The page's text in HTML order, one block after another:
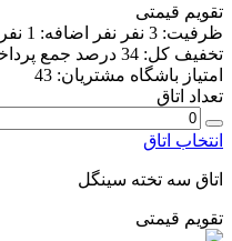
تقویم قیمتی
ظرفیت: 3 نفر نفر اضافه: 1 نفر
تخفیف کل: 34 درصد جمع پرداختی
امتیاز باشگاه مشتریان: 43
تعداد اتاق
انتخاب اتاق
اتاق سه تخته سینگل
تقویم قیمتی